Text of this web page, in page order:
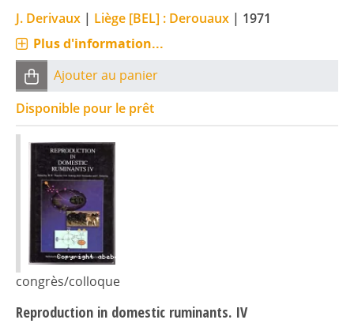
J. Derivaux | Liège [BEL] : Derouaux | 1971
Plus d'information...
Ajouter au panier
Disponible pour le prêt
congrès/colloque
Reproduction in domestic ruminants. IV